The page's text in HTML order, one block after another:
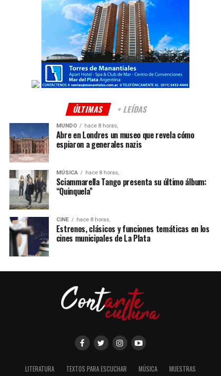
ÚLTIMAS + LEÍDAS
MUNDO hace 8 horas,
Abre en Londres un museo que revela cómo
espiaron a generales nazis
MÚSICA hace 8 horas,
Sciammarella Tango presenta su último álbum:
“Quinquela”
CINE hace 8 horas,
Estrenos, clásicos y funciones temáticas en los
cines municipales de La Plata
LITERATURA TEXTOS PARA ESCUCHAR MÚSICA MUESTRAS